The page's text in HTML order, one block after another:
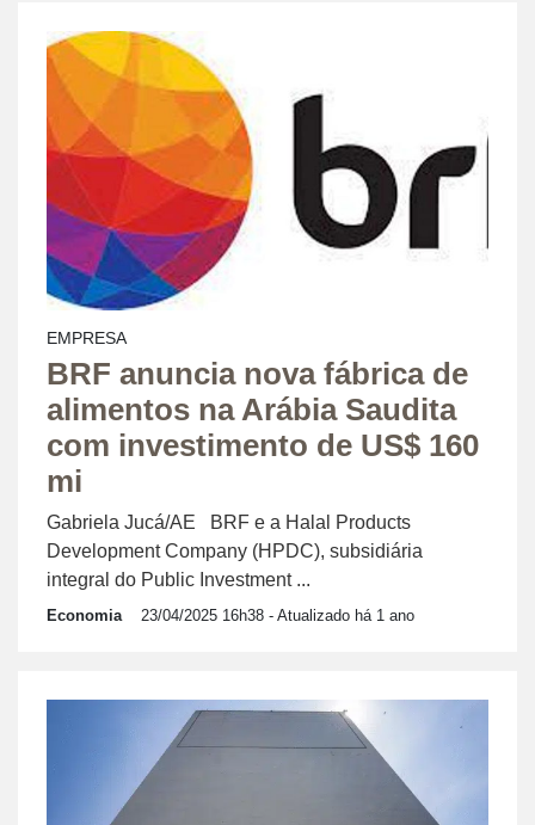
EMPRESA
BRF anuncia nova fábrica de
alimentos na Arábia Saudita
com investimento de US$ 160
mi
Gabriela Jucá/AE BRF e a Halal Products
Development Company (HPDC), subsidiária
integral do Public Investment ...
Economia 23/04/2025 16h38 - Atualizado há 1 ano